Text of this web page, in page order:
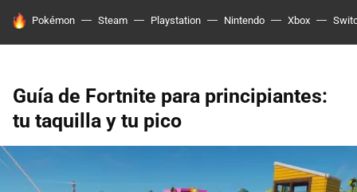
HOY SE HABLA DE
Pokémon Steam Playstation Nintendo Xbox
Guía de Fortnite para principiantes:
tu taquilla y tu pico